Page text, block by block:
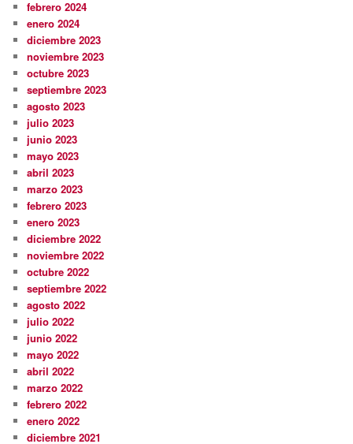
febrero 2024
enero 2024
diciembre 2023
noviembre 2023
octubre 2023
septiembre 2023
agosto 2023
julio 2023
junio 2023
mayo 2023
abril 2023
marzo 2023
febrero 2023
enero 2023
diciembre 2022
noviembre 2022
octubre 2022
septiembre 2022
agosto 2022
julio 2022
junio 2022
mayo 2022
abril 2022
marzo 2022
febrero 2022
enero 2022
diciembre 2021